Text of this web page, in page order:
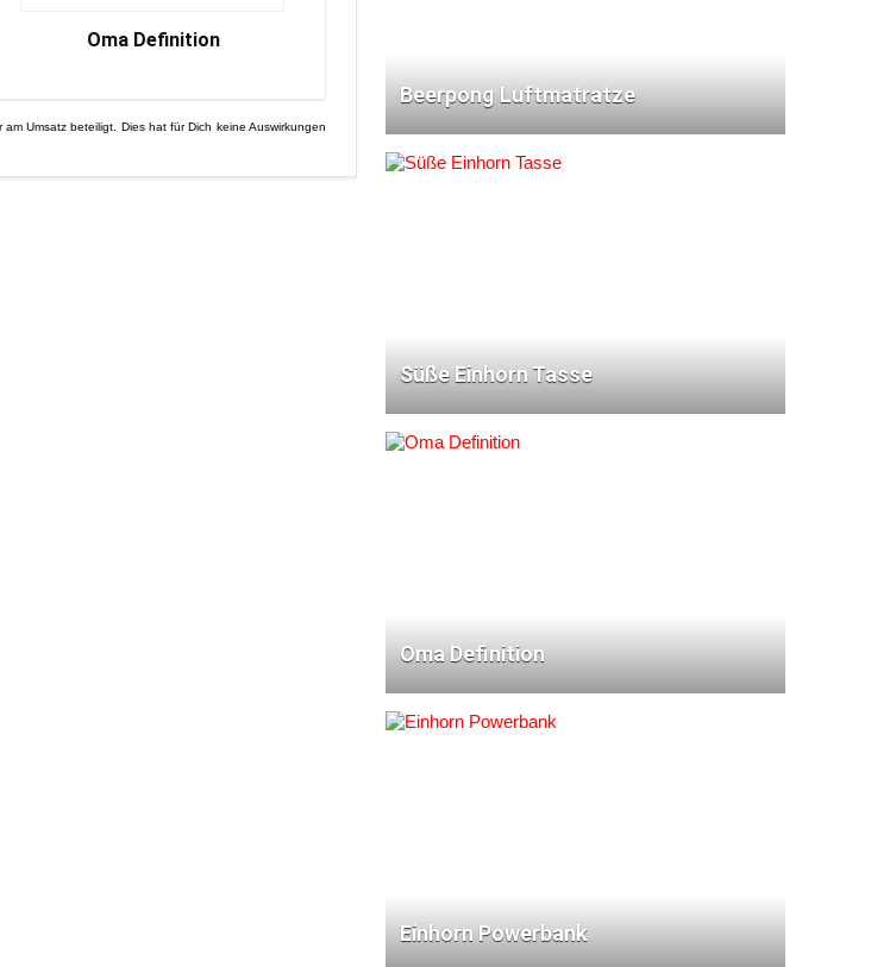
Oma Definition
Umsatz beteiligt. Dies hat für Dich keine Auswirkungen
Beerpong Luftmatratze
Süße Einhorn Tasse
Oma Definition
Einhorn Powerbank